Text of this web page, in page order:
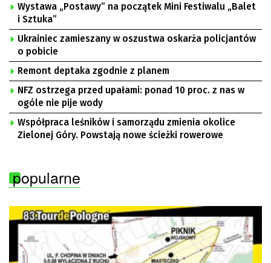
Wystawa „Postawy” na początek Mini Festiwalu „Balet
i Sztuka”
Ukrainiec zamieszany w oszustwa oskarża policjantów
o pobicie
Remont deptaka zgodnie z planem
NFZ ostrzega przed upałami: ponad 10 proc. z nas w
ogóle nie pije wody
Współpraca leśników i samorządu zmienia okolice
Zielonej Góry. Powstają nowe ścieżki rowerowe
popularne